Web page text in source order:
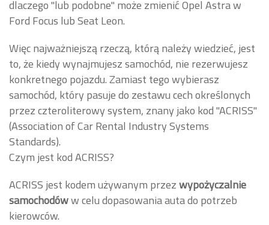
dlaczego "lub podobne" może zmienić Opel Astra w
Ford Focus lub Seat Leon.
Więc najważniejszą rzeczą, którą należy wiedzieć, jest
to, że kiedy wynajmujesz samochód, nie rezerwujesz
konkretnego pojazdu. Zamiast tego wybierasz
samochód, który pasuje do zestawu cech określonych
przez czteroliterowy system, znany jako kod "ACRISS"
(Association of Car Rental Industry Systems
Standards).
Czym jest kod ACRISS?
ACRISS jest kodem używanym przezwypożyczalnie
samochodóww celu dopasowania auta do potrzeb
kierowców.